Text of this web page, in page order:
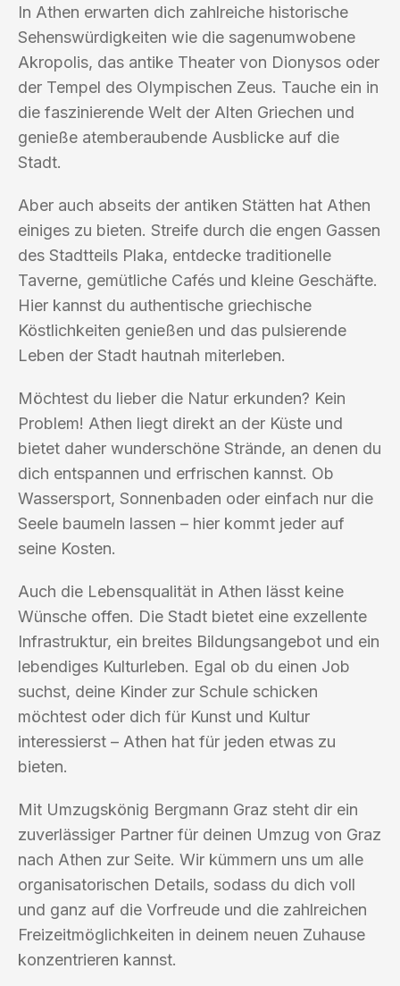
In Athen erwarten dich zahlreiche historische
Sehenswürdigkeiten wie die sagenumwobene
Akropolis, das antike Theater von Dionysos oder
der Tempel des Olympischen Zeus. Tauche ein in
die faszinierende Welt der Alten Griechen und
genieße atemberaubende Ausblicke auf die
Stadt.
Aber auch abseits der antiken Stätten hat Athen
einiges zu bieten. Streife durch die engen Gassen
des Stadtteils Plaka, entdecke traditionelle
Taverne, gemütliche Cafés und kleine Geschäfte.
Hier kannst du authentische griechische
Köstlichkeiten genießen und das pulsierende
Leben der Stadt hautnah miterleben.
Möchtest du lieber die Natur erkunden? Kein
Problem! Athen liegt direkt an der Küste und
bietet daher wunderschöne Strände, an denen du
dich entspannen und erfrischen kannst. Ob
Wassersport, Sonnenbaden oder einfach nur die
Seele baumeln lassen – hier kommt jeder auf
seine Kosten.
Auch die Lebensqualität in Athen lässt keine
Wünsche offen. Die Stadt bietet eine exzellente
Infrastruktur, ein breites Bildungsangebot und ein
lebendiges Kulturleben. Egal ob du einen Job
suchst, deine Kinder zur Schule schicken
möchtest oder dich für Kunst und Kultur
interessierst – Athen hat für jeden etwas zu
bieten.
Mit Umzugskönig Bergmann Graz steht dir ein
zuverlässiger Partner für deinen Umzug von Graz
nach Athen zur Seite. Wir kümmern uns um alle
organisatorischen Details, sodass du dich voll
und ganz auf die Vorfreude und die zahlreichen
Freizeitmöglichkeiten in deinem neuen Zuhause
konzentrieren kannst.